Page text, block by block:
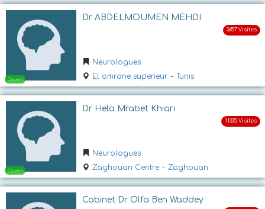
Ouvert
Dr ABDELMOUMEN MEHDI
Neurologues
El omrane superieur - Tunis
Dr Hela Mrabet Khiari
Neurologues
Zaghouan Centre - Zaghouan
Cabinet Dr Olfa Ben Waddey